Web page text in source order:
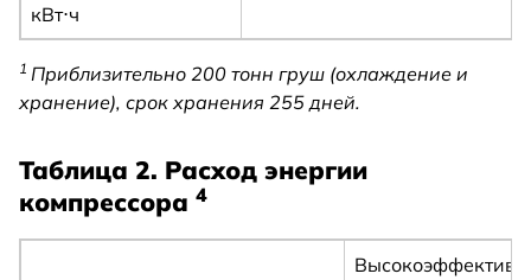
кВт⋅ч
1 Приблизительно 200 тонн груш (охлаждение и
хранение), срок хранения 255 дней.
Таблица 2. Расход энергии
компрессора 4